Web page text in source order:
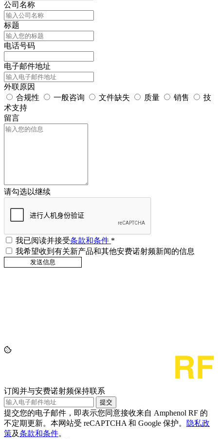
公司名称
标题
电话号码
电子邮件地址
外联原因
合规性
一般咨询 文件缺失 质量 销售
技
术支持
留言
请勾选以继续
我已阅读并接受条款和条件 *
我希望收到有关新产品和其他安费诺射频新闻的信息
订阅并与安费诺射频保持联系
提交
提交您的电子邮件，即表示您同意接收来自 Amphenol RF 的
不定期更新。本网站受 reCAPTCHA 和 Google 保护。
隐私政
策及条款和条件。